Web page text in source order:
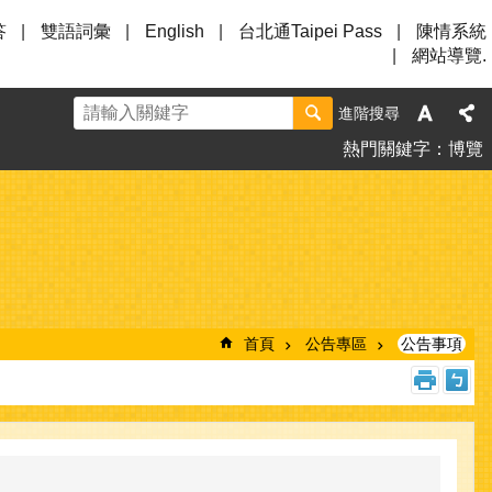
雙語詞彙 English 台北通Taipei Pass
陳情系統
網站導覽.
進階搜尋
熱門關鍵字 博覽
首頁 公告專區 公告事項